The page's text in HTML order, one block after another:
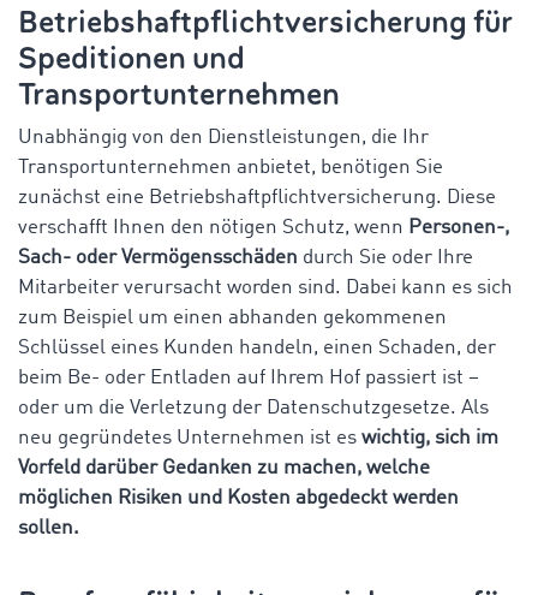
Betriebshaftpflichtversicherung für
Speditionen und
Transportunternehmen
Unabhängig von den Dienstleistungen, die Ihr
Transportunternehmen anbietet, benötigen Sie
zunächst eine Betriebshaftpflichtversicherung. Diese
verschafft Ihnen den nötigen Schutz, wenn Personen-,
Sach- oder Vermögensschäden durch Sie oder Ihre
Mitarbeiter verursacht worden sind. Dabei kann es sich
zum Beispiel um einen abhanden gekommenen
Schlüssel eines Kunden handeln, einen Schaden, der
beim Be- oder Entladen auf Ihrem Hof passiert ist –
oder um die Verletzung der Datenschutzgesetze. Als
neu gegründetes Unternehmen ist es wichtig, sich im
Vorfeld darüber Gedanken zu machen, welche
möglichen Risiken und Kosten abgedeckt werden
sollen.